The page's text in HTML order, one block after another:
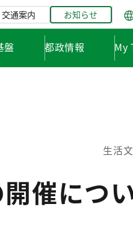
交通案内 お知らせ
盤 都政情報 My
生活
催につ